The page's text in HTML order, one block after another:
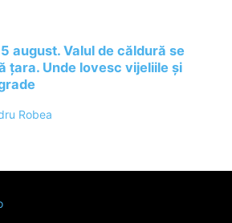
august. Valul de căldură se
țara. Unde lovesc vijeliile și
Robea